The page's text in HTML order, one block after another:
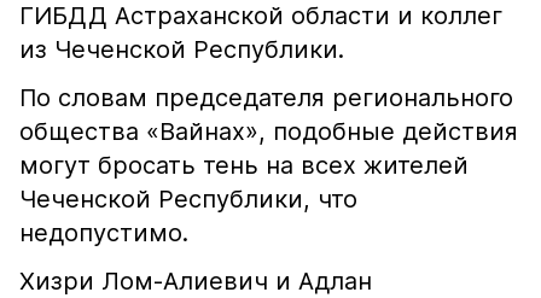
ГИБДД Астраханской области и коллег
из Чеченской Республики.
По словам председателя регионального
общества «Вайнах», подобные действия
могут бросать тень на всех жителей
Чеченской Республики, что
недопустимо.
Хизри Лом-Алиевич и Адлан